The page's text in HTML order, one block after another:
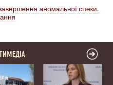
аномальної спеки.